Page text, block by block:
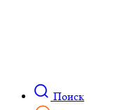
Поиск